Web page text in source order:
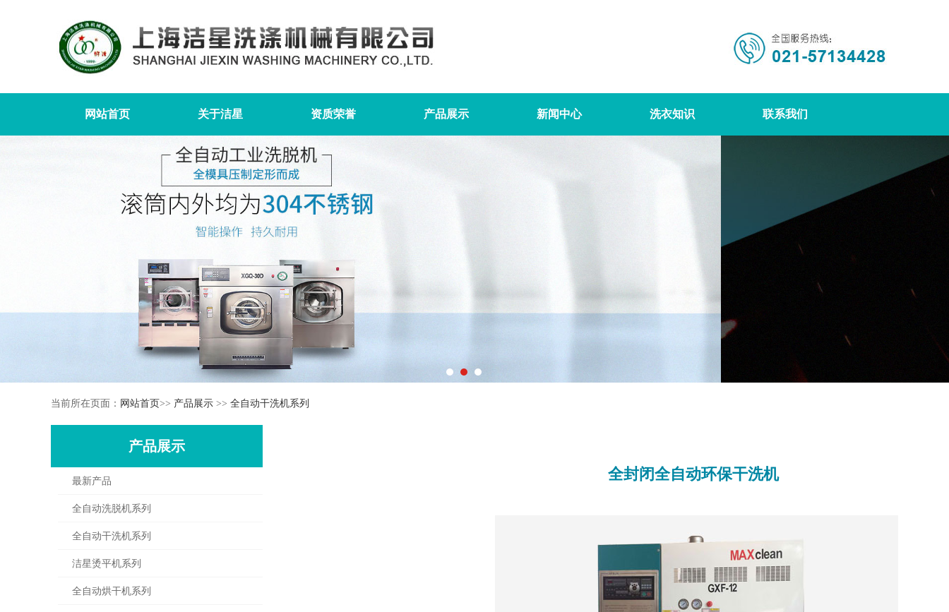
网站首页 关于洁星 资质荣誉 产品展示
配套设备系列
新闻中心 洗衣知识 联系我们
当前所在页面： 网站首页>> 产品展示 >> 全自动干洗机系列
产品展示
最新产品
全自动洗脱机系列
全自动干洗机系列
洁星烫平机系列
全自动烘干机系列
全封闭全自动环保干洗机